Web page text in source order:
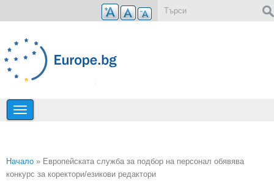
Премини към основното съдържание
Вие сте тук
Начало » Европейската служба за подбор на персонал обявява
конкурс за коректори/езикови редактори